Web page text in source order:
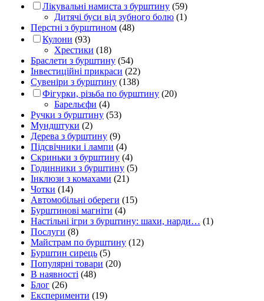
Лікувальні намиста з бурштину (59)
Дитячі буси від зубного болю (1)
Перстні з бурштином (48)
Кулони (93)
Хрестики (18)
Браслети з бурштину (54)
Інвестиційні прикраси (22)
Сувеніри з бурштину (138)
Фігурки, різьба по бурштину (20)
Барельєфи (4)
Ручки з бурштину (53)
Мундштуки (2)
Дерева з бурштину (9)
Підсвічники і лампи (4)
Скриньки з бурштину (4)
Годинники з бурштину (5)
Інклюзи з комахами (21)
Чотки (14)
Автомобільні обереги (15)
Бурштинові магніти (4)
Настільні ігри з бурштину: шахи, нарди… (1)
Послуги (8)
Майстрам по бурштину (12)
Бурштин сирець (5)
Популярні товари (20)
В наявності (48)
Блог (26)
Експерименти (19)